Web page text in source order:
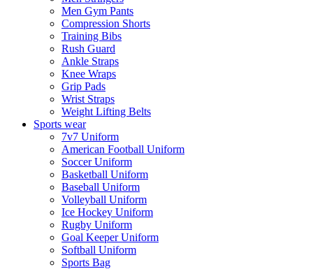
Men Gym Pants
Compression Shorts
Training Bibs
Rush Guard
Ankle Straps
Knee Wraps
Grip Pads
Wrist Straps
Weight Lifting Belts
Sports wear
7v7 Uniform
American Football Uniform
Soccer Uniform
Basketball Uniform
Baseball Uniform
Volleyball Uniform
Ice Hockey Uniform
Rugby Uniform
Goal Keeper Uniform
Softball Uniform
Sports Bag